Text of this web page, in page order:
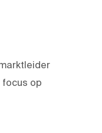
focus op